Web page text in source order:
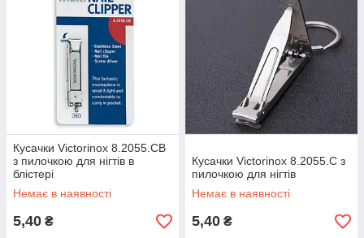
Кусачки Victorinox 8.2055.CB
з пилочкою для нігтів в
блістері
Немає в наявності
5,40 ₴
Кусачки Victorinox 8.2055.C з
пилочкою для нігтів
Немає в наявності
5,40 ₴